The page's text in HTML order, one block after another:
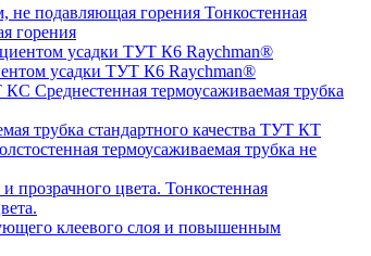
Тонкостенная
горения
усадки ТУТ К6 Raychman®
Среднестенная термоусаживаемая трубка
трубка стандартного качества ТУТ КТ
термоусаживаемая трубка не
Тонкостенная